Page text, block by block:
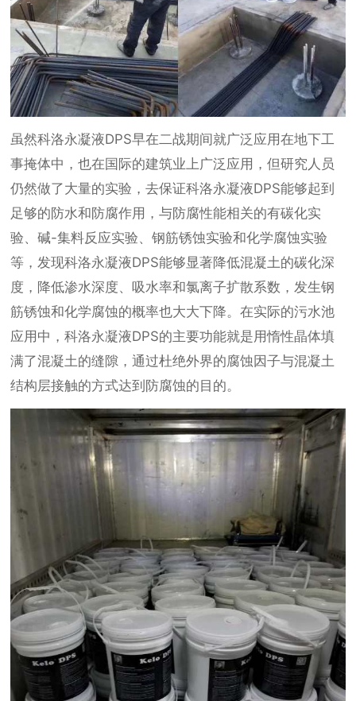
虽然科洛永凝液DPS早在二战期间就广泛应用在地下工
事掩体中，也在国际的建筑业上广泛应用，但研究人员
仍然做了大量的实验，去保证科洛永凝液DPS能够起到
足够的防水和防腐作用，与防腐性能相关的有碳化实
验、碱-集料反应实验、钢筋锈蚀实验和化学腐蚀实验
等，发现科洛永凝液DPS能够显著降低混凝土的碳化深
度，降低渗水深度、吸水率和氯离子扩散系数，发生钢
筋锈蚀和化学腐蚀的概率也大大下降。在实际的污水池
应用中，科洛永凝液DPS的主要功能就是用惰性晶体填
满了混凝土的缝隙，通过杜绝外界的腐蚀因子与混凝土
结构层接触的方式达到防腐蚀的目的。